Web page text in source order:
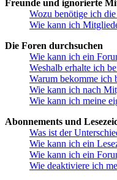
Freunde und ignorierte
Wozu benötige ich
Wie kann ich
Die Foren durchsuchen
Wie kann ich ein
Weshalb erhalte ich
Warum bekomme ich
Wie kann ich nach
Wie kann ich meine
Abonnements und
Was ist der
Wie kann ich ein
Wie kann ich ein
Wie deaktiviere ich